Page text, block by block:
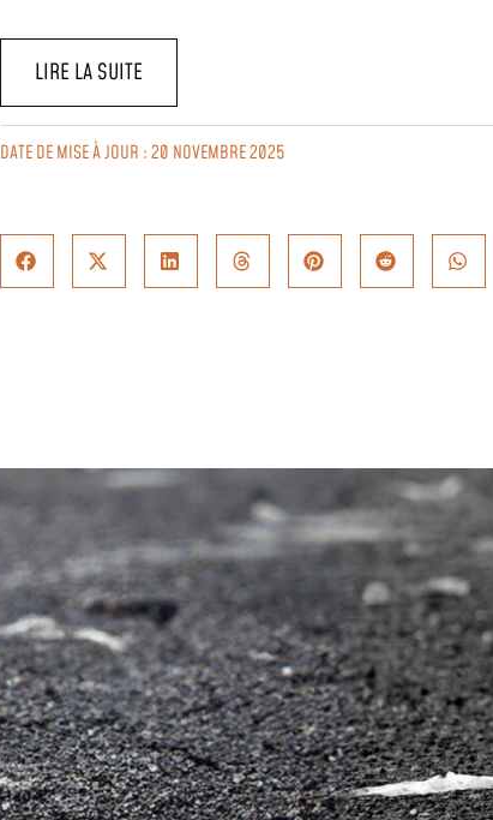
LIRE LA SUITE
DATE DE MISE À JOUR : 20 NOVEMBRE 2025